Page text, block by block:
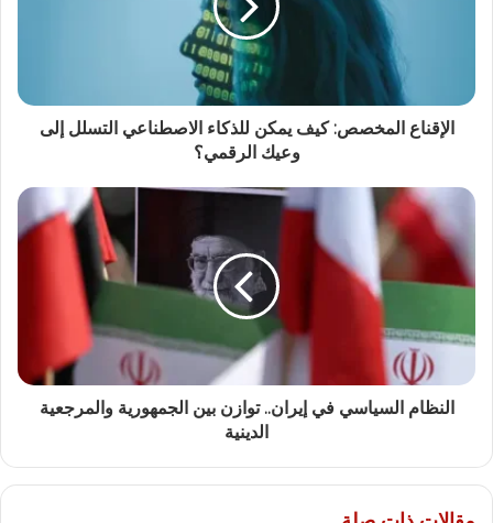
الإقناع المخصص: كيف يمكن للذكاء الاصطناعي التسلل إلى
وعيك الرقمي؟
النظام السياسي في إيران.. توازن بين الجمهورية والمرجعية
الدينية